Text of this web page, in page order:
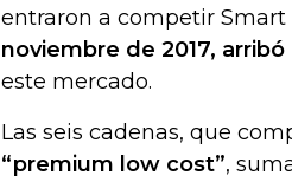
entraron a competir Smart
noviembre de 2017,
este mercado.
Las seis cadenas, que
“premium low cost”,